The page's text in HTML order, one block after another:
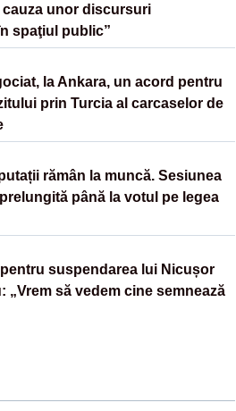
unor discursuri
spaţiul public”
la Ankara, un acord pentru
prin Turcia al carcaselor de
rămân la muncă. Sesiunea
până la votul pe legea
suspendarea lui Nicușor
„Vrem să vedem cine semnează